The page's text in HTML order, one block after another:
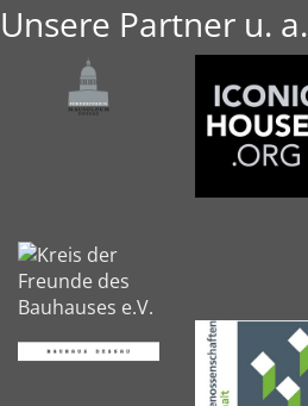
Unsere Partner u. a.